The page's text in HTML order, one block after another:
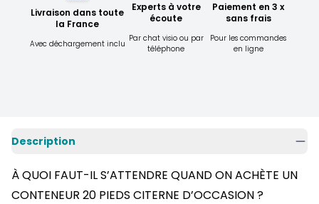
Livraison dans toute
la France
Avec déchargement inclu
Experts à votre
écoute
Par chat visio ou par
téléphone
Paiement en 3 x
sans frais
Pour les commandes
en ligne
Description
À QUOI FAUT-IL S’ATTENDRE QUAND ON ACHÈTE UN
CONTENEUR 20 PIEDS CITERNE D’OCCASION ?